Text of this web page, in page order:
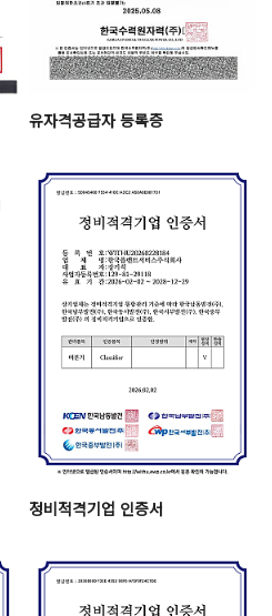
유자격공급자 등록증
정비적격기업 인증서